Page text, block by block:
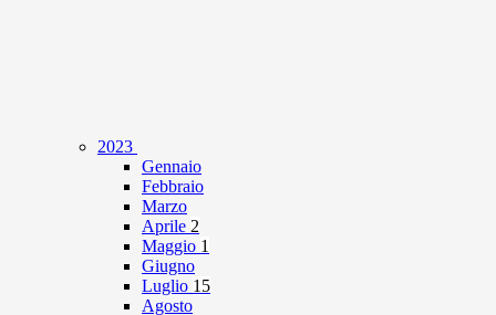
2023
Gennaio
Febbraio
Marzo
Aprile 2
Maggio 1
Giugno
Luglio 15
Agosto